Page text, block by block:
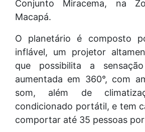
Conjunto Miracema, na
Macapá.
O planetário é composto
inflável, um projetor
que possibilita a
aumentada em 360°, com
som, além de
condicionado portátil, e tem
comportar até 35 pessoas